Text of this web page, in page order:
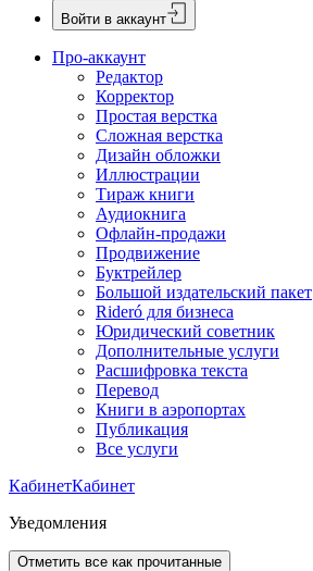
Войти в аккаунт
Про-аккаунт
Редактор
Корректор
Простая верстка
Сложная верстка
Дизайн обложки
Иллюстрации
Тираж книги
Аудиокнига
Офлайн-продажи
Продвижение
Буктрейлер
Большой издательский пакет
Rideró для бизнеса
Юридический советник
Дополнительные услуги
Расшифровка текста
Перевод
Книги в аэропортах
Публикация
Все услуги
КабинетКабинет
Уведомления
Отметить все как прочитанные